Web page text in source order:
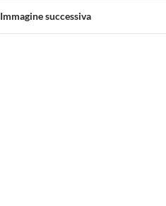
Immagine successiva